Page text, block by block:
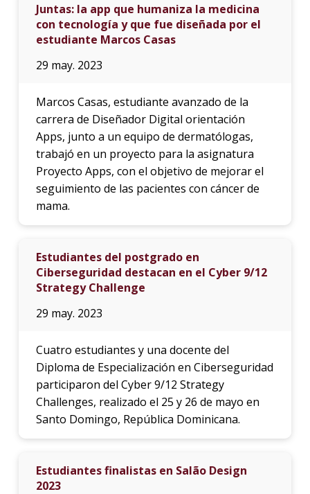
Juntas: la app que humaniza la medicina
con tecnología y que fue diseñada por el
estudiante Marcos Casas
29 may. 2023
Marcos Casas, estudiante avanzado de la
carrera de Diseñador Digital orientación
Apps, junto a un equipo de dermatólogas,
trabajó en un proyecto para la asignatura
Proyecto Apps, con el objetivo de mejorar el
seguimiento de las pacientes con cáncer de
mama.
Estudiantes del postgrado en
Ciberseguridad destacan en el Cyber 9/12
Strategy Challenge
29 may. 2023
Cuatro estudiantes y una docente del
Diploma de Especialización en Ciberseguridad
participaron del Cyber 9/12 Strategy
Challenges, realizado el 25 y 26 de mayo en
Santo Domingo, República Dominicana.
Estudiantes finalistas en Salão Design
2023